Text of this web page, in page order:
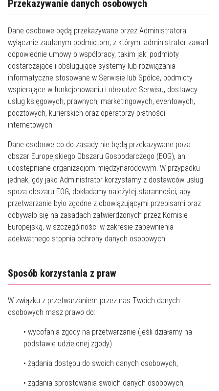
Przekazywanie danych osobowych
Dane osobowe będą przekazywane przez Administratora
wyłącznie zaufanym podmiotom, z którymi administrator zawarł
odpowiednie umowy o współpracy, takim jak: podmioty
dostarczające i obsługujące systemy lub rozwiązania
informatyczne stosowane w Serwisie lub Spółce, podmioty
wspierające w funkcjonowaniu i obsłudze Serwisu, dostawcy
usług księgowych, prawnych, marketingowych, eventowych,
pocztowych, kurierskich oraz operatorzy płatności
internetowych.
Dane osobowe co do zasady nie będą przekazywane poza
obszar Europejskiego Obszaru Gospodarczego (EOG), ani
udostępniane organizacjom międzynarodowym. W przypadku
jednak, gdy jako Administrator korzystamy z dostawców usług
spoza obszaru EOG, dokładamy należytej staranności, aby
przetwarzanie było zgodne z obowiązującymi przepisami oraz
odbywało się na zasadach zatwierdzonych przez Komisję
Europejską, w szczególności w zakresie zapewnienia
adekwatnego stopnia ochrony danych osobowych.
Sposób korzystania z praw
W związku z przetwarzaniem przez nas Twoich danych
osobowych masz prawo do:
• wycofania zgody na przetwarzanie (jeśli działamy na
podstawie udzielonej zgody)
• żądania dostępu do swoich danych osobowych,
• żądania sprostowania swoich danych osobowych,